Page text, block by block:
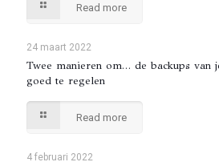
Read more
24 maart 2022
Twee manieren om… de backups van
goed te regelen
Read more
4 februari 2022